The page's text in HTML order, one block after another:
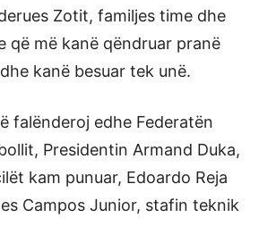
Zotit, familjes time dhe
që më kanë qëndruar pranë
kanë besuar tek unë.
falënderoj edhe Federatën
Presidentin Armand Duka,
kam punuar, Edoardo Reja
Campos Junior, stafin teknik